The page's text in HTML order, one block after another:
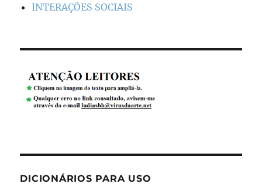
INTERAÇÕES SOCIAIS
DICIONÁRIOS PARA USO